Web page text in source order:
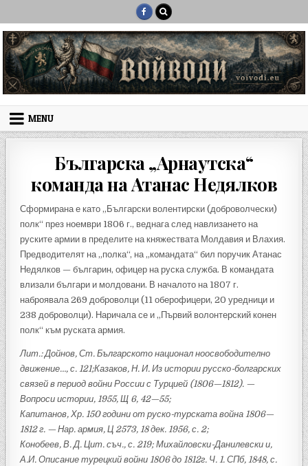
MENU
Българска „Арнаутска“
команда на Атанас Недялков
Сформирана е като „Български волентирски (доброволчески)
полк“ през ноември 1806 г., веднага след навлизането на
руските армии в пределите на княжествата Молдавия и Влахия.
Предводителят на „полка“, на „командата“ бил поручик Атанас
Недялков — българин, офицер на руска служба. В командата
влизали българи и молдовани. В началото на 1807 г.
наброявала 269 доброволци (11 оберофицери, 20 уредници и
238 доброволци). Наричала се и „Първий волонтерский конен
полк“ към руската армия.
Лит.: Дойнов, Ст. Българското национал ноосвободително
движение…, с. 121;Казаков, Н. И. Из истории русско-болгарских
связей в период войни России с Турцией (1806—1812). —
Вопроси истории, 1955, Щ 6, 42—55;
Капитанов, Хр. 150 години от руско-турската война 1806—
1812 г. — Нар. армия, Ц 2573, 18 дек. 1956, с. 2;
Конобеев, В. Д. Цит. съч., с. 219; Михайловски-Данилевски и,
А.И. Описание турецкий войни 1806 до 1812г. Ч. 1. СПб, 1848, с.